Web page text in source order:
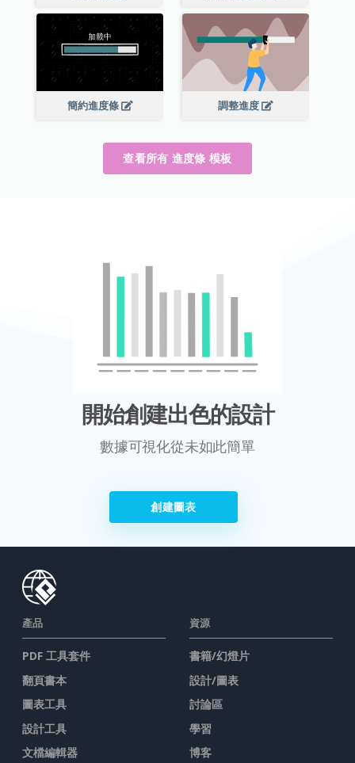
簡約進度條 調整進度
查看所有 進度條 模板
開始創建出色的設計
數據可視化從未如此簡單
創建圖表
產品
PDF 工具套件
翻頁書本
圖表工具
設計工具
文檔編輯器
資源
書籍/幻燈片
設計/圖表
討論區
學習
博客